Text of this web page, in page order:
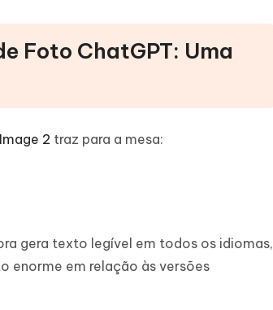
Foto ChatGPT: Uma
2 traz para a mesa:
gera texto legível em todos os idiomas,
enorme em relação às versões